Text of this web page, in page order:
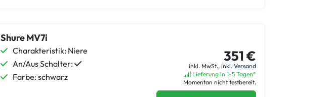
Shure MV7i
Charakteristik: Niere
An/Aus Schalter:
Farbe: schwarz
351 €
inkl. MwSt., inkl. Versand
Lieferung in 1-5 Tagen*
Momentan nicht testbereit.